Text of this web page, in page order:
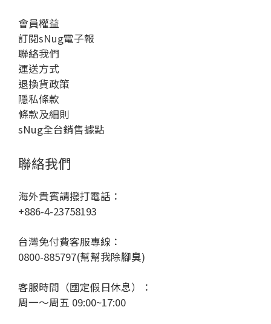
會員權益
訂閱sNug電子報
聯絡我們
運送方式
退換貨政策
隱私條款
條款及細則
sNug全台銷售據點
聯絡我們
海外貴賓請撥打電話：
+886-4-23758193
台灣免付費客服專線：
0800-885797(幫幫我除腳臭)
客服時間（國定假日休息）：
周一～周五 09:00~17:00